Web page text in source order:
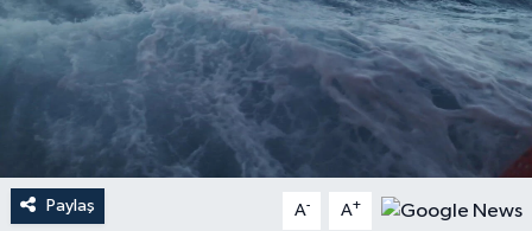
Paylaş A- A+